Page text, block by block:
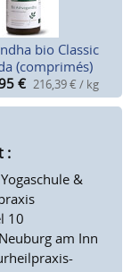
bio Classic
(comprimés)
€ 216,39 € / kg
:
&
10
am Inn